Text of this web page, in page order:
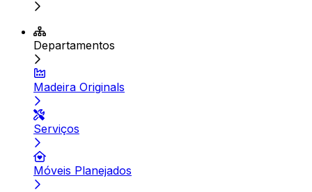
Departamentos
Madeira Originals
Serviços
Móveis Planejados